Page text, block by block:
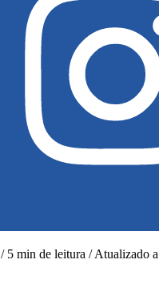
/ 5 min de leitura /Atualizado a